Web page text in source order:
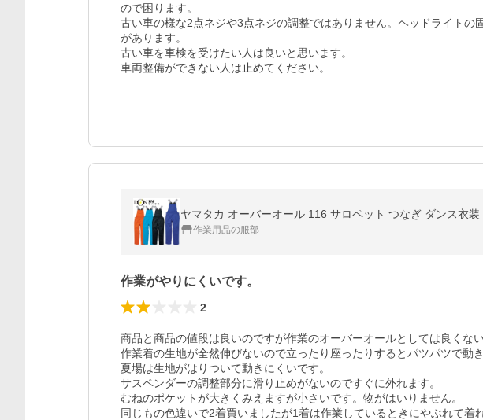
ので困ります。
古い車の様な2点ネジや3点ネジの調整ではありません。ヘッドライトの
があります。
古い車を車検を受けたい人は良いと思います。
車両整備ができない人は止めてください。
ヤマタカ オーバーオール 116 サロペット つなぎ ダンス衣
作業用品の服部
作業がやりにくいです。
2
商品と商品の値段は良いのですが作業のオーバーオールとしては良くない
作業着の生地が全然伸びないので立ったり座ったりするとパツパツで動き
夏場は生地がはりついて動きにくいです。
サスペンダーの調整部分に滑り止めがないのですぐに外れます。
むねのポケットが大きくみえますが小さいです。物がはいりません。
同じもの色違いで2着買いましたが1着は作業しているときにやぶれて着